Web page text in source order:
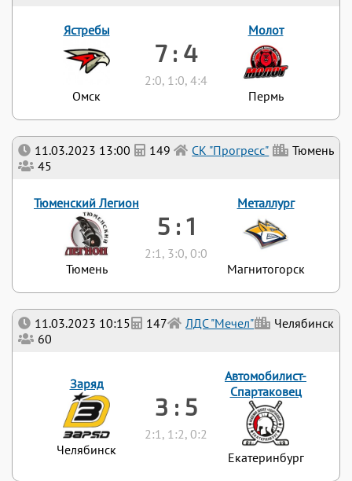
11.03.2023 10:15 147 ЛДС "Мечел"
Челябинск
60
Заряд
Челябинск
3 : 5
2:1, 1:2, 0:2
Автомобилист-
Спартаковец
Екатеринбург
11.03.2023 13:00 149 СК "Прогресс"
Тюмень
45
Тюменский Легион
Тюмень
5 : 1
2:1, 3:0, 0:0
Металлург
Магнитогорск
Ястребы
Омск
7 : 4
2:0, 1:0, 4:4
Молот
Пермь